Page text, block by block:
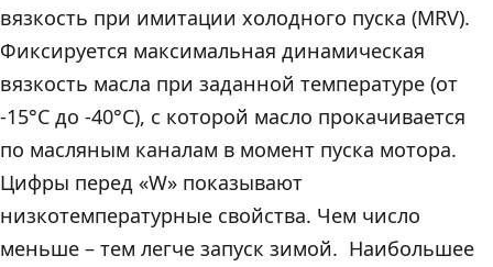
вязкость при имитации холодного пуска (MRV).
Фиксируется максимальная динамическая
вязкость масла при заданной температуре (от
-15°С до -40°С), с которой масло прокачивается
по масляным каналам в момент пуска мотора.
Цифры перед «W» показывают
низкотемпературные свойства. Чем число
меньше – тем легче запуск зимой. Наибольшее